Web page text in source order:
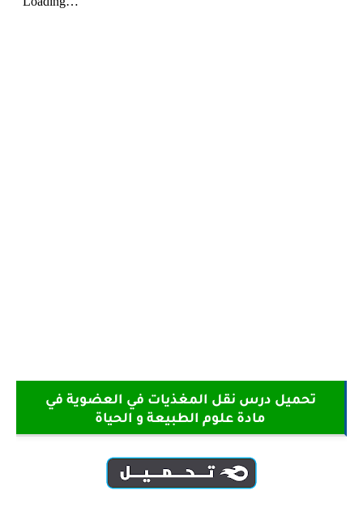
تحميل درس نقل المغذيات في العضوية في
مادة علوم الطبيعة و الحياة